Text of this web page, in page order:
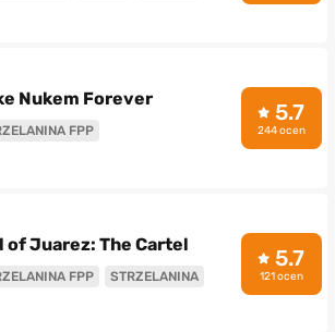
Nukem Forever
FPP
5.7
244 ocen
of Juarez: The Cartel
FPP STRZELANINA
5.7
121 ocen